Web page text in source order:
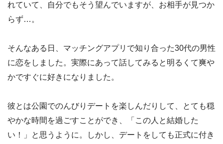
れていて、自分でもそう望んでいますが、お相手が見つか
らず…。
そんなある日、マッチングアプリで知り合った30代の男性
に恋をしました。実際にあって話してみると明るくて爽や
かですぐに好きになりました。
彼とは公園でのんびりデートを楽しんだりして、とても穏
やかな時間を過ごすことができ、「この人と結婚した
い！」と思うように。しかし、デートをしても正式に付き